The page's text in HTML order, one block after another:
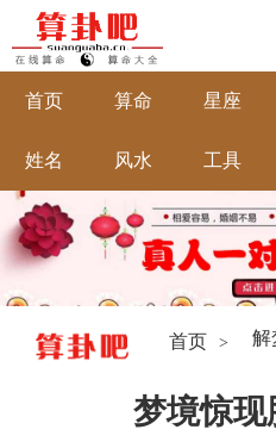
首页 算命 星座
姓名 风水 工具
首页 > 解
梦境惊现